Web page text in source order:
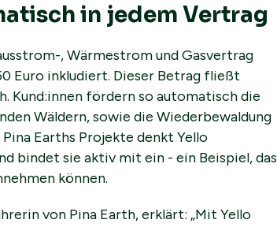
in jedem Vertrag
, Wärmestrom und Gasvertrag
Euro inkludiert. Dieser Betrag fließt
Kund:innen fördern so automatisch die
Wäldern, sowie die Wiederbewaldung
Earths Projekte denkt Yello
bindet sie aktiv mit ein - ein Beispiel, das
können.
von Pina Earth, erklärt: „Mit Yello